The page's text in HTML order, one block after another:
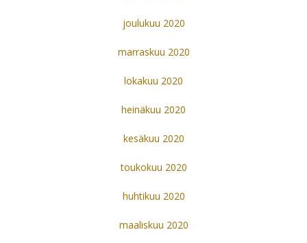
joulukuu 2020
marraskuu 2020
lokakuu 2020
heinäkuu 2020
kesäkuu 2020
toukokuu 2020
huhtikuu 2020
maaliskuu 2020